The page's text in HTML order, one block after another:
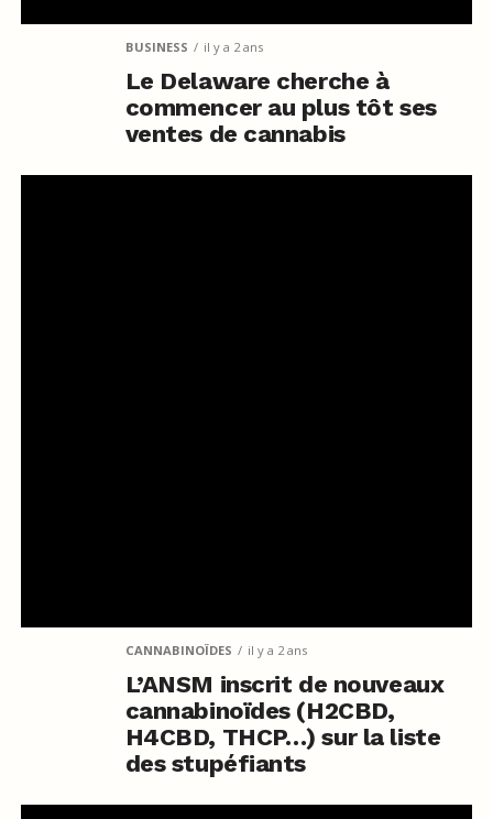
BUSINESS il y a 2 ans
Le Delaware cherche à
commencer au plus tôt ses
ventes de cannabis
CANNABINOÏDES il y a 2 ans
L’ANSM inscrit de nouveaux
cannabinoïdes (H2CBD,
H4CBD, THCP…) sur la liste
des stupéfiants